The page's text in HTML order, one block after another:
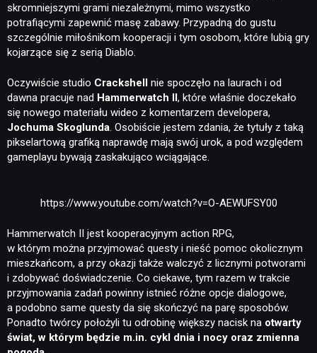
skromniejszymi grami niezależnymi, mimo wszystko
potrafiącymi zapewnić masę zabawy. Przypadną do gustu
szczególnie miłośnikom kooperacji i tym osobom, które lubią gry
kojarzące się z serią Diablo.
Oczywiście studio Crackshell nie spoczęło na laurach i od
dawna pracuje nad Hammerwatch II, które właśnie doczekało
się nowego materiału wideo z komentarzem developera,
Jochuma Skoglunda. Osobiście jestem zdania, że tytuły z taką
pikselartową grafiką naprawdę mają swój urok, a pod względem
gameplayu bywają zaskakująco wciągające.
https://www.youtube.com/watch?v=O-AEWUFSY00
Hammerwatch II jest kooperacyjnym action RPG,
w którym można przyjmować questy i nieść pomoc okolicznym
mieszkańcom, a przy okazji także walczyć z licznymi potworami
i zdobywać doświadczenie. Co ciekawe, tym razem w trakcie
przyjmowania zadań powinny istnieć różne opcje dialogowe,
a podobno same questy da się skończyć na parę sposobów.
Ponadto twórcy położyli tu odrobinę większy nacisk na otwarty
świat, w którym będzie m.in. cykl dnia i nocy oraz zmienna